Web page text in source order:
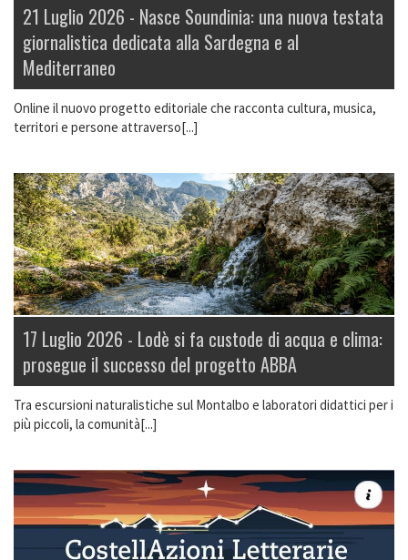
21 Luglio 2026 - Nasce Soundinia: una nuova testata
giornalistica dedicata alla Sardegna e al
Mediterraneo
Online il nuovo progetto editoriale che racconta cultura, musica,
territori e persone attraverso[...]
17 Luglio 2026 - Lodè si fa custode di acqua e clima:
prosegue il successo del progetto ABBA
Tra escursioni naturalistiche sul Montalbo e laboratori didattici per i
più piccoli, la comunità[...]